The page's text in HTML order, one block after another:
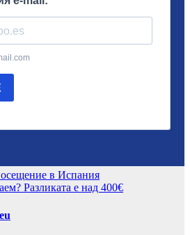
в Испания
Разликата е над 400€